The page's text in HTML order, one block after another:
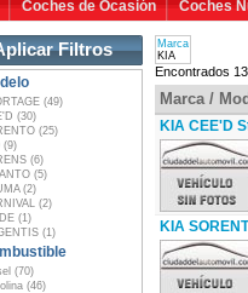
Coches de Ocasión Coches
Filtros
(49)
(30)
(25)
(9)
(6)
(5)
(2)
(2)
(1)
(1)
(70)
(46)
Marca
KIA
Encontrados
Marca /
KIA CEE'D
KIA